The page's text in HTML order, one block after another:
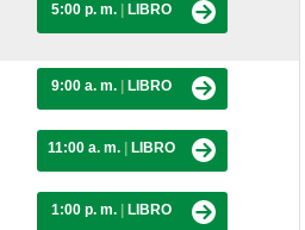
5:00 p. m. LIBRO
9:00 a. m. LIBRO
11:00 a. m. LIBRO
1:00 p. m. LIBRO